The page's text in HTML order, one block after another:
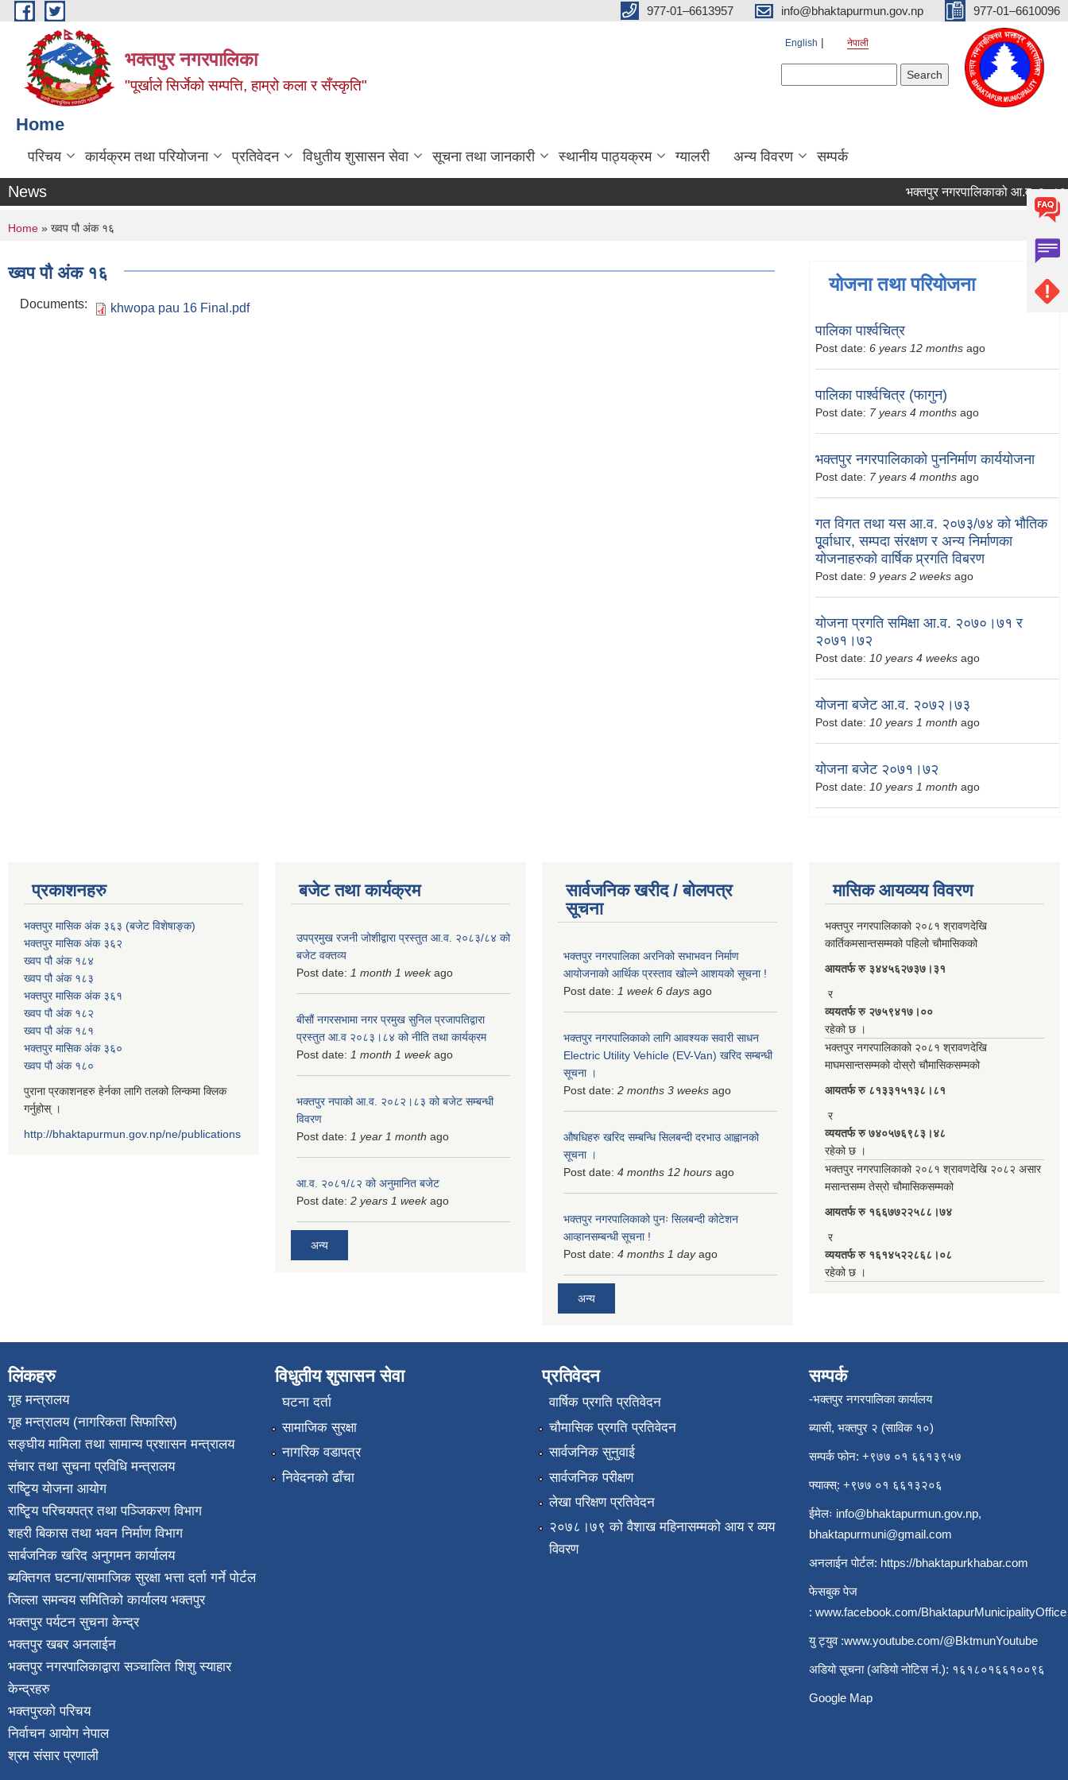
Skip to main content 977-01–6613957 info@bhaktapurmun.gov.np 977-01–6610096
भक्तपुर नगरपालिका
"पूर्खाले सिर्जेको सम्पत्ति, हाम्रो कला र सँस्कृति"
English नेपाली
Home
परिचय कार्यक्रम तथा परियोजना प्रतिवेदन विधुतीय शुसासन सेवा सूचना तथा जानकारी स्थानीय पाठ्यक्रम ग्यालरी अन्य विवरण सम्पर्क
News भक्तपुर नगरपालिकाको आ.व. २०८३/८४
You are here
Home » ख्वप पौ अ‌ंक १६
ख्वप पौ अ‌ंक १६
Documents: khwopa pau 16 Final.pdf
योजना तथा परियोजना
पालिका पार्श्वचित्र
Post date: 6 years 12 months ago
पालिका पार्श्वचित्र (फागुन)
Post date: 7 years 4 months ago
भक्तपुर नगरपालिकाको पुननिर्माण कार्ययोजना
Post date: 7 years 4 months ago
गत विगत तथा यस आ.व. २०७३/७४ को भौतिक
पूूर्वाधार, सम्पदा संरक्षण र अन्य निर्माणका
योजनाहरुको वार्षिक प्र्रगति विबरण
Post date: 9 years 2 weeks ago
योजना प्रगति समिक्षा आ.व. २०७०।७१ र
२०७१।७२
Post date: 10 years 4 weeks ago
योजना बजेट आ.व. २०७२।७३
Post date: 10 years 1 month ago
योजना बजेट २०७१।७२
Post date: 10 years 1 month ago
प्रकाशनहरु
भक्तपुर मासिक अंक ३६३ (बजेट विशेषाङ्क)
भक्तपुर मासिक अंक ३६२
ख्वप पौ अंक १८४
ख्वप पौ अंक १८३
भक्तपुर मासिक अंक ३६१
ख्वप पौ अंक १८२
ख्वप पौ अंक १८१
भक्तपुर मासिक अंक ३६०
ख्वप पौ अंक १८०
पुराना प्रकाशनहरु हेर्नका लागि तलको लिन्कमा क्लिक
गर्नुहोस् ।
http://bhaktapurmun.gov.np/ne/publications
बजेट तथा कार्यक्रम
उपप्रमुख रजनी जोशीद्वारा प्रस्तुत आ.व. २०८३/८४ को
बजेट वक्तव्य
Post date: 1 month 1 weekago
बीसौं नगरसभामा नगर प्रमुख सुनिल प्रजापतिद्वारा
प्रस्तुत आ.व‍ २०८३।८४ को नीति तथा कार्यक्रम
Post date: 1 month 1 weekago
भक्तपुर नपाको आ.व. २०८२।८३ को बजेट सम्बन्धी
विवरण
Post date: 1 year 1 month ago
आ.व. २०८१/८२ को अनुमानित बजेट
Post date: 2 years 1 weekago
अन्य
सार्वजनिक खरीद / बोलपत्र
सूचना
भक्तपुर नगरपालिका अरनिको सभाभवन निर्माण
आयोजनाको आर्थिक प्रस्ताव खोल्ने आशयको सूचना !
Post date: 1 week 6 days ago
भक्तपुर नगरपालिकाकाे लागि आवश्यक सवारी साधन
Electric Utility Vehicle (EV-Van) खरिद सम्बन्धी
सूचना ।
Post date: 2 months 3 weeks ago
औषधिहरु खरिद सम्बन्धि सिलबन्दी दरभाउ आह्वानको
सूचना ।
Post date: 4 months 12 hours ago
भक्तपुर नगरपालिकाको पुनः सिलबन्दी कोटेशन
आव्हानसम्बन्धी सूचना !
Post date: 4 months 1 dayago
अन्य
मासिक आयव्यय विवरण
भक्तपुर नगरपालिकाको २०८१ श्रावणदेखि
कार्तिकमसान्तसम्मको पहिलो चौमासिकको
आयतर्फ रु‌ ३४४५६२७३७।३१
र
व्ययतर्फ रु २७५९४१७।००
रहेको छ ।
भक्तपुर नगरपालिकाको २०८१ श्रावणदेखि
माघमसान्तसम्मको दोस्रो चौमासिकसम्मको
आयतर्फ रु‌ ८१३३१५१३८।८१
र
व्ययतर्फ रु ७४०५७६९८३।४८
रहेको छ ।
भक्तपुर नगरपालिकाको २०८१ श्रावणदेखि २०८२ असार
मसान्तसम्म तेस्रो चौमासिकसम्मको
आयतर्फ रु‌ १६६७७२२५८८।७४
र
व्ययतर्फ रु १६१४५२२८६८।०८
रहेको छ ।
लिंकहरु
गृह मन्त्रालय
गृह मन्त्रालय (नागरिकता सिफारिस)
सङ्घीय मामिला तथा सामान्य प्रशासन मन्त्रालय
संचार तथा सुचना प्रविधि मन्त्रालय
राष्टि्ृय योजना आयोग
राष्टि्ृय परिचयपत्र तथा पञ्जिकरण विभाग
शहरी बिकास तथा भवन निर्माण विभाग
सार्बजनिक खरिद अनुगमन कार्यालय
ब्यक्तिगत घटना/सामाजिक सुरक्षा भत्ता दर्ता गर्ने पोर्टल
जिल्ला समन्वय समितिको कार्यालय भक्तपुर
भक्तपुर पर्यटन सुचना केन्द्र
भक्तपुर खबर अनलाईन
भक्तपुर नगरपालिकाद्वारा सञ्चालित शिशु स्याहार
केन्द्रहरु
भक्तपुरकाे परिचय
निर्वाचन आयोग नेपाल
श्रम संसार प्रणाली
विधुतीय शुसासन सेवा
घटना दर्ता
सामाजिक सुरक्षा
नागरिक वडापत्र
निवेदनको ढाँचा
प्रतिवेदन
वार्षिक प्रगति प्रतिवेदन
चौमासिक प्रगति प्रतिवेदन
सार्वजनिक सुनुवाई
सार्वजनिक परीक्षण
लेखा परिक्षण प्रतिवेदन
२०७८।७९ को वैशाख महिनासम्मको आय र व्यय
विवरण
सम्पर्क
-भक्तपुर नगरपालिका कार्यालय
ब्यासी, भक्तपुर २ (साविक १०)
सम्पर्क फोन: +९७७ ०१ ६६१३९५७
फ्याक्स्: +९७७ ०१ ६६१३२०६
ईमेलः info@bhaktapurmun.gov.np,
bhaktapurmuni@gmail.com
अनलाईन पोर्टल: https://bhaktapurkhabar.com
फेसबुक पेज
: www.facebook.com/BhaktapurMunicipalityOffice
यु ट्युव :www.youtube.com/@BktmunYoutube
अडियो सूचना (अडियो नोटिस नं.): १६१८०१६६१००९६
Google Map